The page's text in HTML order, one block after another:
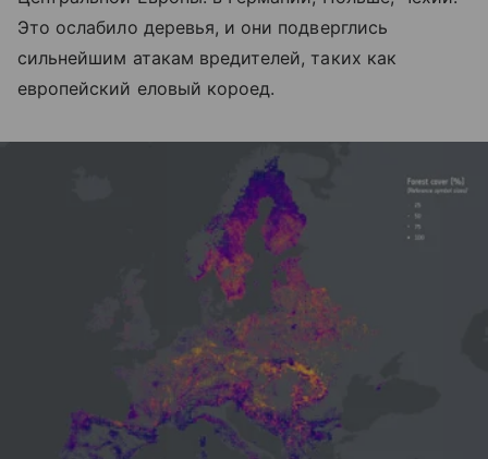
Это ослабило деревья, и они подверглись
сильнейшим атакам вредителей, таких как
европейский еловый короед.